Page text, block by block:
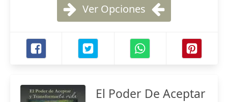
Ver Opciones
El Poder De Aceptar